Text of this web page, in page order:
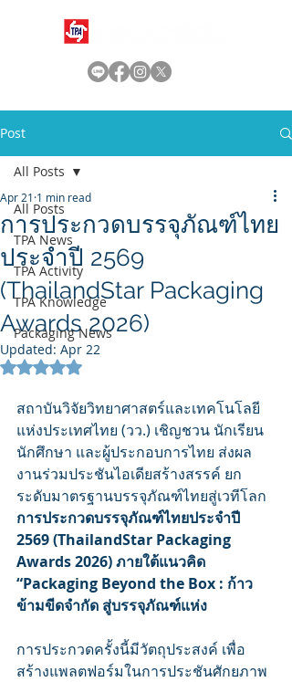
Post
All Posts
TPA News
TPA Activity
TPA Knowledge
Packaging News
All Posts
การประกวดบรรจุภัณฑ์ไทย
ประจำปี 2569
(ThailandStar Packaging
Awards 2026)
Apr 21 1 min read
Updated: Apr 22
Rated NaN out of 5 stars.
สถาบันวิจัยวิทยาศาสตร์และเทคโนโลยี
แห่งประเทศไทย (วว.) เชิญชวน นักเรียน
นักศึกษา และผู้ประกอบการไทย ส่งผล
งานร่วมประชันไอเดียสร้างสรรค์ ยก
ระดับมาตรฐานบรรจุภัณฑ์ไทยสู่เวทีโลก
การประกวดบรรจุภัณฑ์ไทยประจำปี
2569 (ThailandStar Packaging
Awards 2026) ภายใต้แนวคิด
“Packaging Beyond the Box : ก้าว
ข้ามขีดจำกัด สู่บรรจุภัณฑ์แห่ง
การประกวดครั้งนี้มีวัตถุประสงค์ เพื่อ
สร้างแพลตฟอร์มในการประชันศักยภาพ